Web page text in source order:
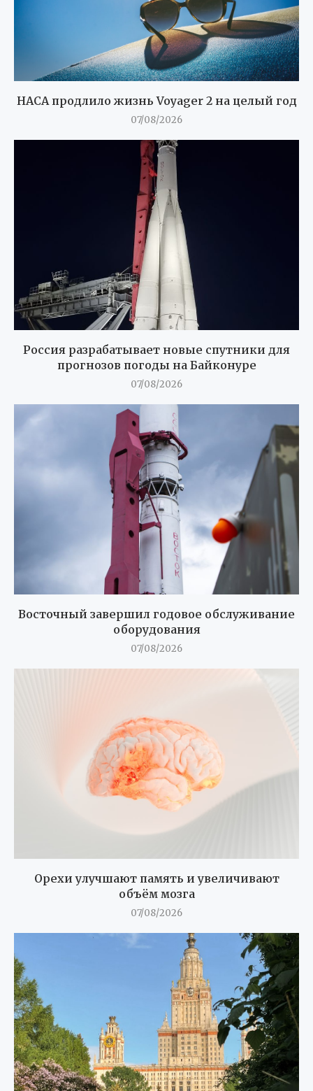
НАСА продлило жизнь Voyager 2 на целый год
07/08/2026
Россия разрабатывает новые спутники для
прогнозов погоды на Байконуре
07/08/2026
Восточный завершил годовое обслуживание
оборудования
07/08/2026
Орехи улучшают память и увеличивают
объём мозга
07/08/2026